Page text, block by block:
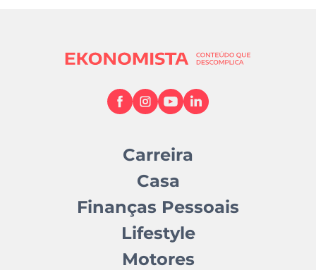
Carreira
Casa
Finanças Pessoais
Lifestyle
Motores